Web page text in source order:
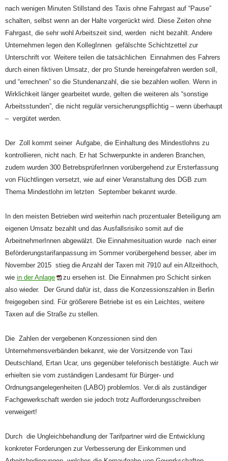
nach wenigen Minuten Stillstand des Taxis ohne Fahrgast auf “Pause”
schalten, selbst wenn an der Halte vorgerückt wird. Diese Zeiten ohne
Fahrgast, die sehr wohl Arbeitszeit sind, werden nicht bezahlt. Andere
Unternehmen legen den KollegInnen gefälschte Schichtzettel zur
Unterschrift vor. Weitere teilen die tatsächlichen Einnahmen des Fahrers
durch einen fiktiven Umsatz, der pro Stunde hereingefahren werden soll,
und “errechnen” so die Stundenanzahl, die sie bezahlen wollen. Wenn in
Wirklichkeit länger gearbeitet wurde, gelten die weiteren als “sonstige
Arbeitsstunden”, die nicht regulär versicherungspflichtig – wenn überhaupt
– vergütet werden.
Der Zoll kommt seiner Aufgabe, die Einhaltung des Mindestlohns zu
kontrollieren, nicht nach. Er hat Schwerpunkte in anderen Branchen,
zudem wurden 300 BetrebsprüferInnen vorübergehend zur Ersterfassung
von Flüchtlingen versetzt, wie auf einer Veranstaltung des DGB zum
Thema Mindestlohn im letzten September bekannt wurde.
In den meisten Betrieben wird weiterhin nach prozentualer Beteiligung am
eigenen Umsatz bezahlt und das Ausfallsrisiko somit auf die
ArbeitnehmerInnen abgewälzt. Die Einnahmesituation wurde nach einer
Beförderungstarifanpassung im Sommer vorübergehend besser, aber im
November 2015 stieg die Anzahl der Taxen mit 7910 auf ein Allzeithoch,
wie in der Anlage
zu ersehen ist. Die Einnahmen pro Schicht sinken
also wieder. Der Grund dafür ist, dass die Konzessionszahlen in Berlin
freigegeben sind. Für größerere Betriebe ist es ein Leichtes, weitere
Taxen auf die Straße zu stellen.
Die Zahlen der vergebenen Konzessionen sind den
Unternehmensverbänden bekannt, wie der Vorsitzende von Taxi
Deutschland, Ertan Ucar, uns gegenüber telefonisch bestätigte. Auch wir
erhielten sie vom zuständigen Landesamt für Bürger- und
Ordnungsangelegenheiten (LABO) problemlos. Ver.di als zuständiger
Fachgewerkschaft werden sie jedoch trotz Aufforderungsschreiben
verweigert!
Durch die Ungleichbehandlung der Tarifpartner wird die Entwicklung
konkreter Forderungen zur Verbesserung der Einkommen und